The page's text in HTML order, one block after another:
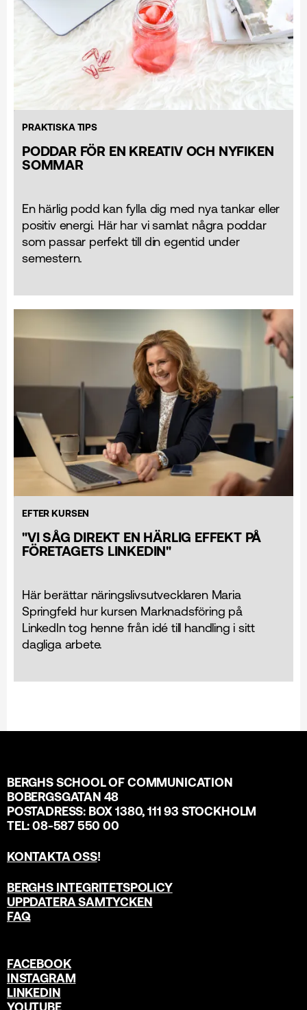
PRAKTISKA TIPS
PODDAR FÖR EN KREATIV OCH NYFIKEN
SOMMAR
En härlig podd kan fylla dig med nya tankar eller
positiv energi. Här har vi samlat några poddar
som passar perfekt till din egentid under
semestern.
EFTER KURSEN
"VI SÅG DIREKT EN HÄRLIG EFFEKT PÅ
FÖRETAGETS LINKEDIN"
Här berättar näringslivsutvecklaren Maria
Springfeld hur kursen Marknads­föring på
LinkedIn tog henne från idé till handling i sitt
dagliga arbete.
BERGHS SCHOOL OF COMMUNICATION
BOBERGSGATAN 48
POSTADRESS: BOX 1380, 111 93 STOCKHOLM
TEL: 08-587 550 00
KONTAKTA OSS!
BERGHS INTEGRITETSPOLICY
UPPDATERA SAMTYCKEN
FAQ
FACEBOOK
INSTAGRAM
LINKEDIN
YOUTUBE